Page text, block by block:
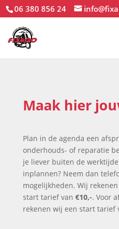
06 380 856 24
Maak hier
Plan in de agenda een
onderhouds- of reparatie
je liever buiten de
inplannen? Neem dan
mogelijkheden. Wij
start tarief van €10,-. Voor
rekenen wij een start tarief